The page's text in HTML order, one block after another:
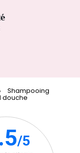
Shampooing
douche